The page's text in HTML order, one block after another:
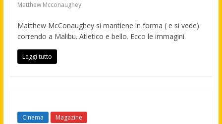
Matthew Mcconaughey
Matthew McConaughey si mantiene in forma ( e si vede)
correndo a Malibu. Atletico e bello. Ecco le immagini.
Leggi tutto
Cinema Magazine